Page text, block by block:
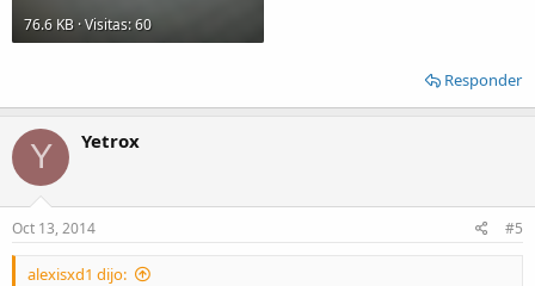
76.6 KB · Visitas: 60
Responder
Y Yetrox
Oct 13, 2014 #5
alexisxd1 dijo: